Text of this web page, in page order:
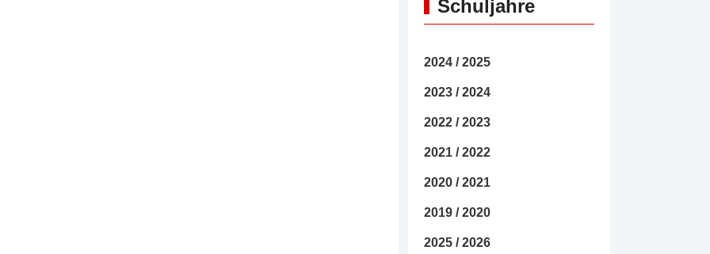
Schuljahre
2024 / 2025
2023 / 2024
2022 / 2023
2021 / 2022
2020 / 2021
2019 / 2020
2025 / 2026